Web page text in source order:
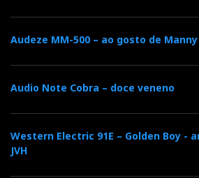
Audeze MM-500 – ao gosto de
Audio Note Cobra – doce veneno
Western Electric 91E – Golden Boy -
JVH